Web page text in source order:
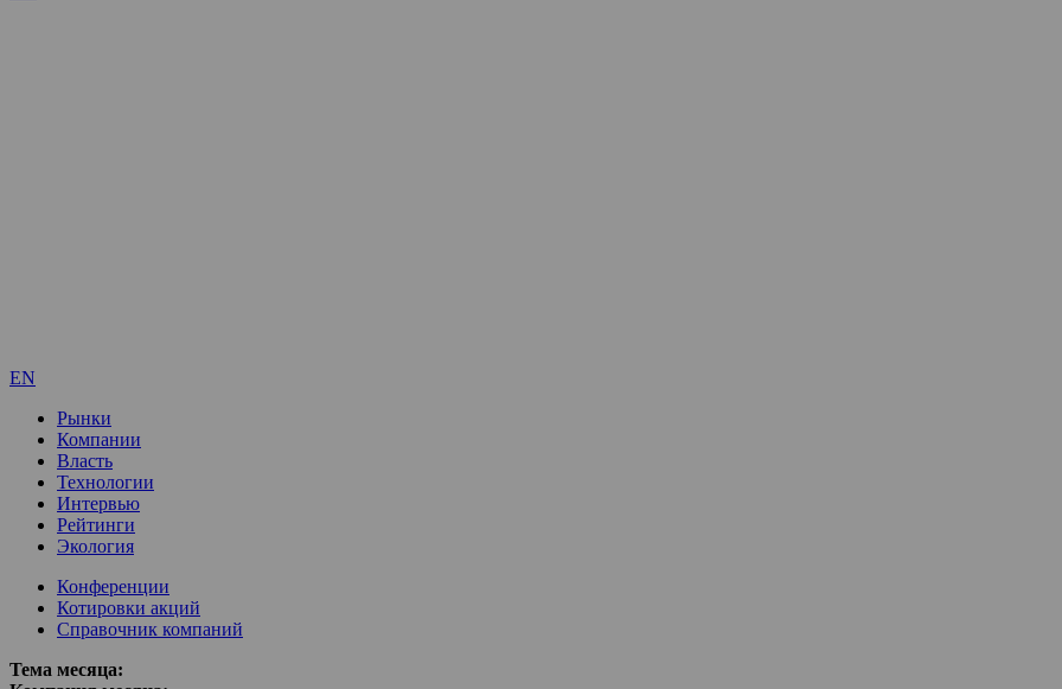
EN
Рынки
Компании
Власть
Технологии
Интервью
Рейтинги
Экология
Конференции
Котировки акций
Справочник компаний
Тема месяца: